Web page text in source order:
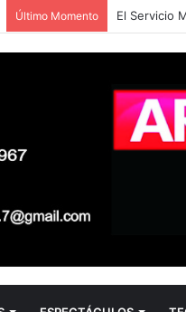
Último Momento